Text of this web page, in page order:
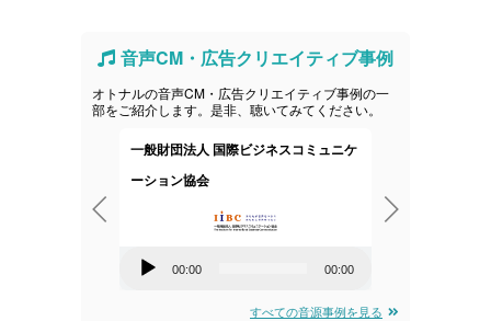
音声CM・広告クリエイティブ事例
オトナルの音声CM・広告クリエイティブ事例の一
部をご紹介します。是非、聴いてみてください。
一般財団法人 国際ビジネスコミュニケ
ーション協会
00:00 00:00
すべての音源事例を見る